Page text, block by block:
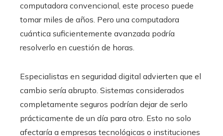
computadora convencional, este proceso puede
tomar miles de años. Pero una computadora
cuántica suficientemente avanzada podría
resolverlo en cuestión de horas.
Especialistas en seguridad digital advierten que el
cambio sería abrupto. Sistemas considerados
completamente seguros podrían dejar de serlo
prácticamente de un día para otro. Esto no solo
afectaría a empresas tecnológicas o instituciones